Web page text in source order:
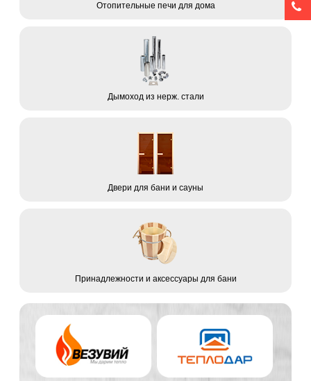
Отопительные печи для дома
Дымоход из нерж. стали
Двери для бани и сауны
Принадлежности и аксессуары для бани